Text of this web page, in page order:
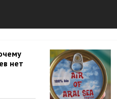
нет